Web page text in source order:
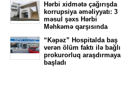
Hərbi xidmətə çağırışda
korrupsiya əməliyyatı: 3
məsul şəxs Hərbi
Məhkəmə qarşısında
“Kəpəz” Hospitalda baş
verən ölüm faktı ilə bağlı
prokurorluq araşdırmaya
başladı